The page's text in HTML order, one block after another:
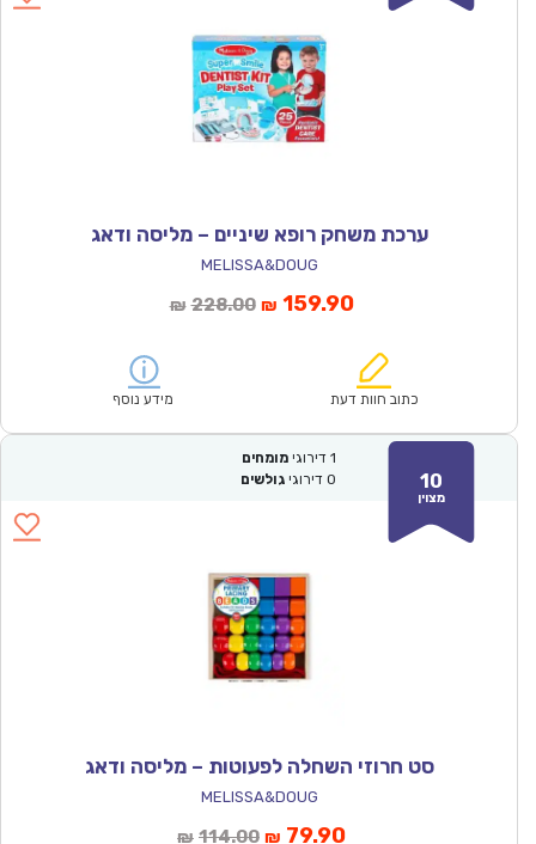
ערכת משחק רופא שיניים – מליסה ודאג
MELISSA&DOUG
₪ 228.00המחיר
₪228.00.
₪ 159.90המחיר
הוא:
כתוב חוות דעת מידע נוסף
10
מצוין
1 דירוגי מומחים
0 דירוגי גולשים
סט חרוזי השחלה לפעוטות – מליסה ודאג
MELISSA&DOUG
₪ 114.00המחיר
₪ 79.90המחיר